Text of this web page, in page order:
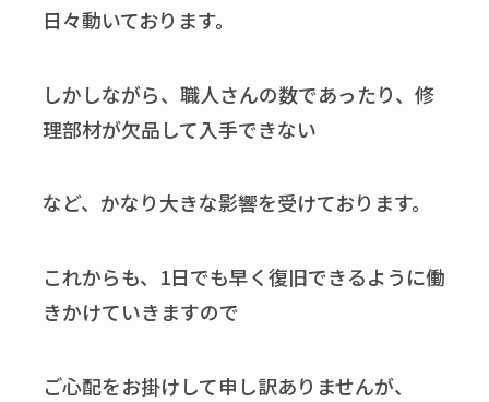
日々動いております。
しかしながら、職人さんの数であったり、修
理部材が欠品して入手できない
など、かなり大きな影響を受けております。
これからも、1日でも早く復旧できるように働
きかけていきますので
ご心配をお掛けして申し訳ありませんが、